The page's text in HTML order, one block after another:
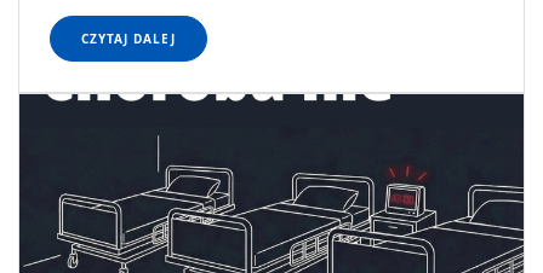
CZYTAJ DALEJ